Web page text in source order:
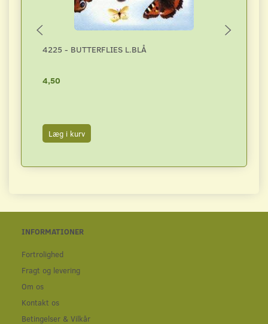
4225 - BUTTERFLIES L.BLÅ
4,50
Læg i kurv
INFORMATIONER
Fortrolighed
Fragt og levering
Om os
Kontakt os
Betingelser & Vilkår